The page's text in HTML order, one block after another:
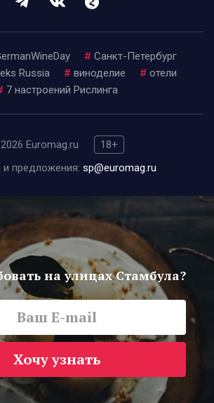
# Санкт-Петербург
Russia # виноделие # отели
7 настроений Рислинга
Euromag.ru
18+
предложения: sp@euromag.ru
на улицах Стамбула?
Хочу узнать